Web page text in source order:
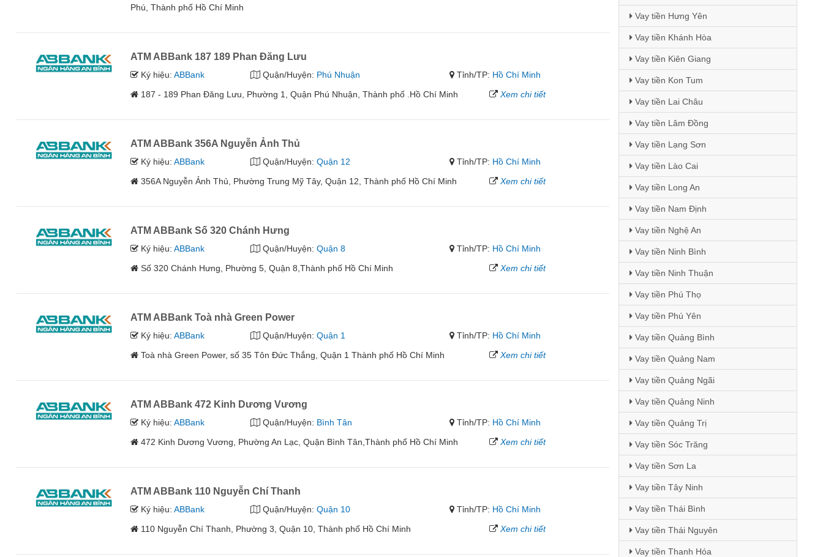
Phú, Thành phố Hồ Chí Minh
ATM ABBank 187 189 Phan Đăng Lưu
Ký hiệu:ABBank Quận/Huyện: Phú Nhuận Tỉnh/TP: Hồ Chí Minh
187 - 189 Phan Đăng Lưu, Phường 1, Quận Phú Nhuận, Thành phố .Hồ Chí Minh
Xem chi tiết
ATM ABBank 356A Nguyễn Ảnh Thủ
Ký hiệu:ABBank Quận/Huyện: Quận 12 Tỉnh/TP: Hồ Chí Minh
356A Nguyễn Ảnh Thủ, Phường Trung Mỹ Tây, Quận 12, Thành phố Hồ Chí Minh
Xem chi tiết
ATM ABBank Số 320 Chánh Hưng
Ký hiệu:ABBank Quận/Huyện: Quận 8 Tỉnh/TP: Hồ Chí Minh
Số 320 Chánh Hưng, Phường 5, Quận 8,Thành phố Hồ Chí Minh
Xem chi tiết
ATM ABBank Toà nhà Green Power
Ký hiệu:ABBank Quận/Huyện: Quận 1 Tỉnh/TP: Hồ Chí Minh
Toà nhà Green Power, số 35 Tôn Đức Thắng, Quận 1 Thành phố Hồ Chí Minh
Xem chi tiết
ATM ABBank 472 Kinh Dương Vương
Ký hiệu:ABBank Quận/Huyện: Bình Tân Tỉnh/TP: Hồ Chí Minh
472 Kinh Dương Vương, Phường An Lạc, Quận Bình Tân,Thành phố Hồ Chí Minh
Xem chi tiết
ATM ABBank 110 Nguyễn Chí Thanh
Ký hiệu:ABBank Quận/Huyện: Quận 10 Tỉnh/TP: Hồ Chí Minh
110 Nguyễn Chí Thanh, Phường 3, Quận 10, Thành phố Hồ Chí Minh
Xem chi tiết
Vay tiền Hưng Yên
Vay tiền Khánh Hòa
Vay tiền Kiên Giang
Vay tiền Kon Tum
Vay tiền Lai Châu
Vay tiền Lâm Đồng
Vay tiền Lạng Sơn
Vay tiền Lào Cai
Vay tiền Long An
Vay tiền Nam Định
Vay tiền Nghệ An
Vay tiền Ninh Bình
Vay tiền Ninh Thuận
Vay tiền Phú Thọ
Vay tiền Phú Yên
Vay tiền Quảng Bình
Vay tiền Quảng Nam
Vay tiền Quảng Ngãi
Vay tiền Quảng Ninh
Vay tiền Quảng Trị
Vay tiền Sóc Trăng
Vay tiền Sơn La
Vay tiền Tây Ninh
Vay tiền Thái Bình
Vay tiền Thái Nguyên
Vay tiền Thanh Hóa